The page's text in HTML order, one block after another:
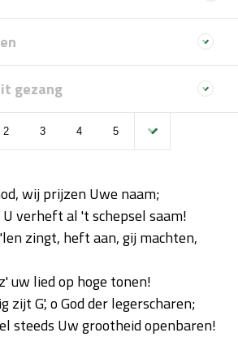
gezang
2 3 4 5
wij prijzen Uwe naam;
U verheft al 't schepsel saam!
zingt, heft aan, gij machten,
uw lied op hoge tonen!
zijt G', o God der legerscharen;
steeds Uw grootheid openbaren!